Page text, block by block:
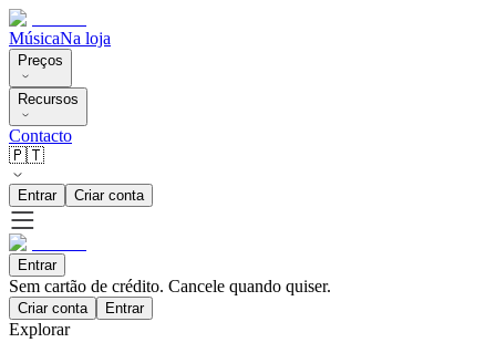
MúsicaNa loja
Preços
Recursos
Contacto
🇵🇹
Entrar Criar conta
Entrar
Sem cartão de crédito. Cancele quando quiser.
Criar conta Entrar
Explorar